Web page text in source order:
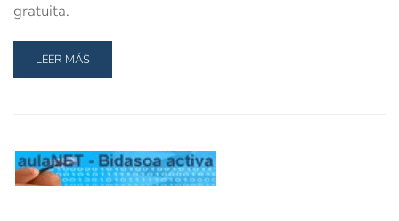
gratuita.
LEER MÁS